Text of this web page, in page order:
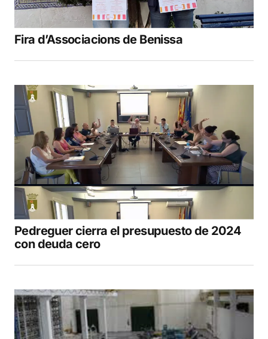
Fira d’Associacions de Benissa
Pedreguer cierra el presupuesto de 2024
con deuda cero